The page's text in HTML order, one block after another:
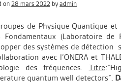
on 28 mars 2022 by admin
de Physique Quantique
Fondamentaux (Laboratoire
des systèmes de détection
avec l’ONERA et
des fréquences. Titre:“
quantum well detectors”.